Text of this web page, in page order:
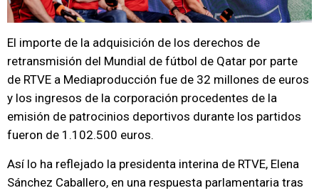
El importe de la adquisición de los derechos de
retransmisión del Mundial de fútbol de Qatar por parte
de RTVE a Mediaproducción fue de 32 millones de euros
y los ingresos de la corporación procedentes de la
emisión de patrocinios deportivos durante los partidos
fueron de 1.102.500 euros.
Así lo ha reflejado la presidenta interina de RTVE, Elena
Sánchez Caballero, en una respuesta parlamentaria tras